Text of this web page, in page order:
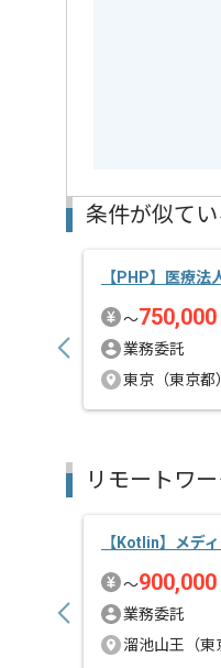
風通しが良く
プロジェクト
条件が似て
【PHP】医療法
〜750,000
業務委託
東京（東京都）
リモートワ
【Kotlin】メデ
〜900,000
業務委託
溜池山王（東